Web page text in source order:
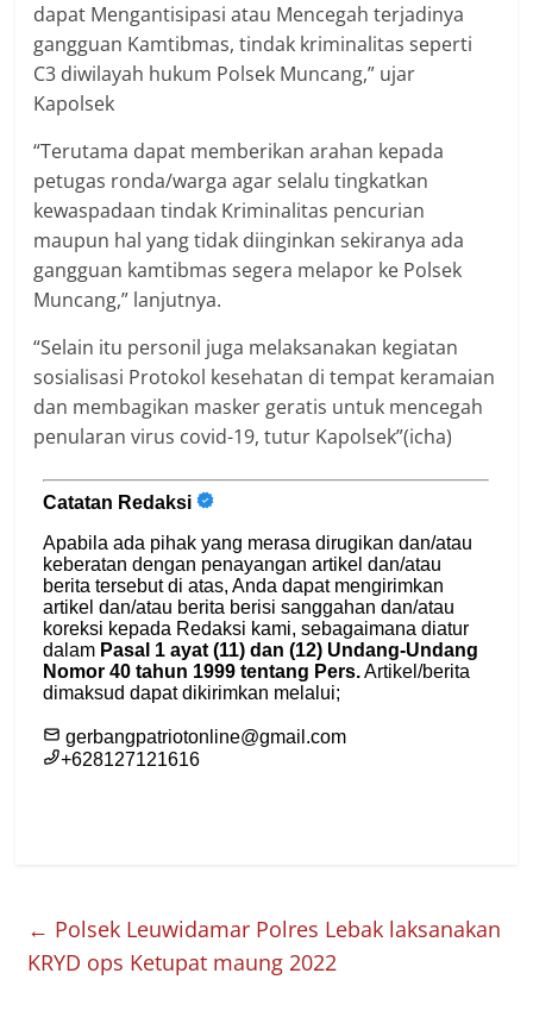
dapat Mengantisipasi atau Mencegah terjadinya
gangguan Kamtibmas, tindak kriminalitas seperti
C3 diwilayah hukum Polsek Muncang,” ujar
Kapolsek
“Terutama dapat memberikan arahan kepada
petugas ronda/warga agar selalu tingkatkan
kewaspadaan tindak Kriminalitas pencurian
maupun hal yang tidak diinginkan sekiranya ada
gangguan kamtibmas segera melapor ke Polsek
Muncang,” lanjutnya.
“Selain itu personil juga melaksanakan kegiatan
sosialisasi Protokol kesehatan di tempat keramaian
dan membagikan masker geratis untuk mencegah
penularan virus covid-19, tutur Kapolsek”(icha)
← Polsek Leuwidamar Polres Lebak laksanakan
KRYD ops Ketupat maung 2022